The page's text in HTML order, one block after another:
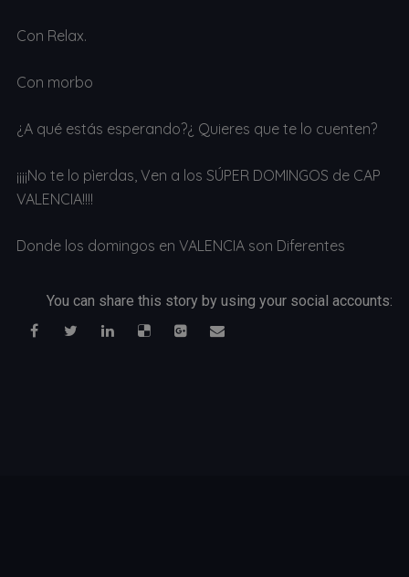
Con Relax.
Con morbo
¿A qué estás esperando?¿ Quieres que te lo cuenten?
¡¡¡¡No te lo pìerdas, Ven a los SÚPER DOMINGOS de CAP
VALENCIA!!!!
Donde los domingos en VALENCIA son Diferentes
You can share this story by using your social accounts: